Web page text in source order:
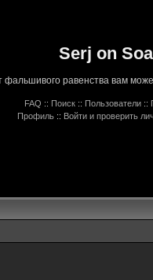
Serj on
фальшивого равенства вам
FAQ :: Поиск :: Пользователи ::
Профиль :: Войти и проверить